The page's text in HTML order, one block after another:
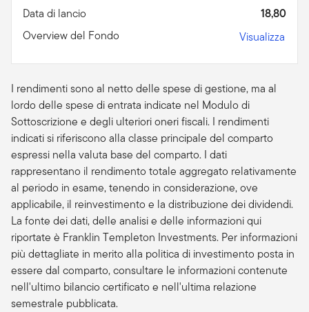
Data di lancio
18,80
Overview del Fondo
Visualizza
I rendimenti sono al netto delle spese di gestione, ma al
lordo delle spese di entrata indicate nel Modulo di
Sottoscrizione e degli ulteriori oneri fiscali. I rendimenti
indicati si riferiscono alla classe principale del comparto
espressi nella valuta base del comparto. I dati
rappresentano il rendimento totale aggregato relativamente
al periodo in esame, tenendo in considerazione, ove
applicabile, il reinvestimento e la distribuzione dei dividendi.
La fonte dei dati, delle analisi e delle informazioni qui
riportate è Franklin Templeton Investments. Per informazioni
più dettagliate in merito alla politica di investimento posta in
essere dal comparto, consultare le informazioni contenute
nell'ultimo bilancio certificato e nell'ultima relazione
semestrale pubblicata.